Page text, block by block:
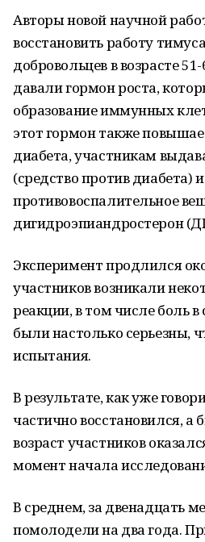
Авторы новой научной
восстановить работу
добровольцев в возрасте
давали гормон роста,
образование иммунных
этот гормон также
диабета, участникам
(средство против диабета) и
противовоспалительное
дигидроэпиандростерон
Эксперимент продлился
участников возникали
реакции, в том числе боль в
были настолько серьезны,
испытания.
В результате, как уже
частично восстановился, а
возраст участников
момент начала
В среднем, за двенадцать
помолодели на два года.